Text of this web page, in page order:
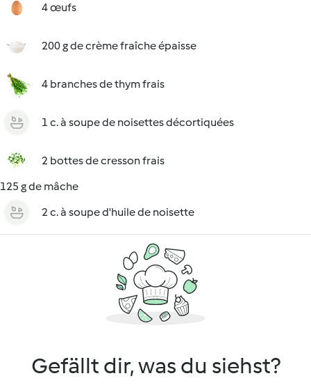
4 œufs
200 g de crème fraîche épaisse
4 branches de thym frais
1 c. à soupe de noisettes décortiquées
2 bottes de cresson frais
125 g de mâche
2 c. à soupe d'huile de noisette
Gefällt dir, was du siehst?